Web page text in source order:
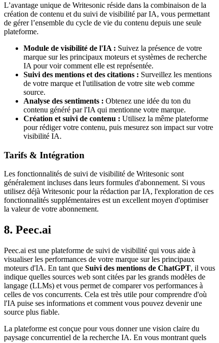
L’avantage unique de Writesonic réside dans la combinaison de la
création de contenu et du suivi de visibilité par IA, vous permettant
de gérer l’ensemble du cycle de vie du contenu depuis une seule
plateforme.
Module de visibilité de l'IA : Suivez la présence de votre
marque sur les principaux moteurs et systèmes de recherche
IA pour voir comment elle est représentée.
Suivi des mentions et des citations : Surveillez les mentions
de votre marque et l'utilisation de votre site web comme
source.
Analyse des sentiments : Obtenez une idée du ton du
contenu généré par l'IA qui mentionne votre marque.
Création et suivi de contenu : Utilisez la même plateforme
pour rédiger votre contenu, puis mesurez son impact sur votre
visibilité IA.
Tarifs & Intégration
Les fonctionnalités de suivi de visibilité de Writesonic sont
généralement incluses dans leurs formules d'abonnement. Si vous
utilisez déjà Writesonic pour la rédaction par IA, l'exploration de ces
fonctionnalités supplémentaires est un excellent moyen d'optimiser
la valeur de votre abonnement.
8. Peec.ai
Peec.ai est une plateforme de suivi de visibilité qui vous aide à
visualiser les performances de votre marque sur les principaux
moteurs d'IA. En tant que Suivi des mentions de ChatGPT, il vous
indique quelles sources web sont citées par les grands modèles de
langage (LLMs) et vous permet de comparer vos performances à
celles de vos concurrents. Cela est très utile pour comprendre d'où
l'IA puise ses informations et comment vous pouvez devenir une
source plus fiable.
La plateforme est conçue pour vous donner une vision claire du
paysage concurrentiel de la recherche IA. En vous montrant quels